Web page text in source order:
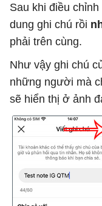
Sau khi điều
dung ghi chú rồi
phải trên cùng.
Như vậy ghi chú
những người mà
sẽ hiển thị ở ảnh